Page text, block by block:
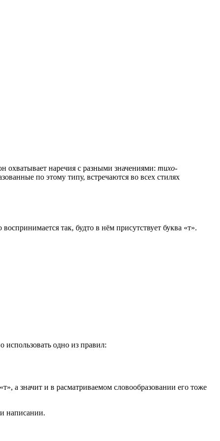
охватывает наречия с разными значениями: тихо-
по этому типу, встречаются во всех стилях
так, будто в нём присутствует буква «т».
использовать одно из правил:
а значит и в расматриваемом словообразовании его тоже
написании.